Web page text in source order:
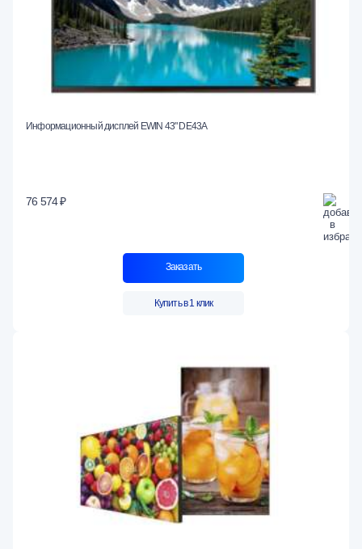
Информационный дисплей EWIN 43" DE43A
76 574 ₽
Заказать
Купить в 1 клик